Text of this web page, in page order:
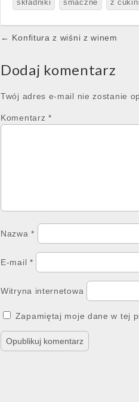
składniki smaczne z
Post
← Konfitura z wiśni z winem
Dodaj komentarz
Twój adres e-mail nie zostanie
Komentarz *
Nazwa*
E-mail *
Witryna internetowa
Zapamiętaj moje dane w tej